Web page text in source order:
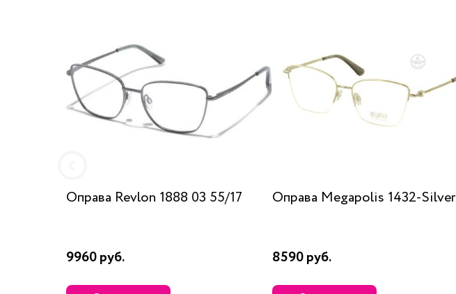
Оправа Revlon 1888 03 55/17
9960 руб.
Оправа Megapolis 1432-Silver
8590 руб.